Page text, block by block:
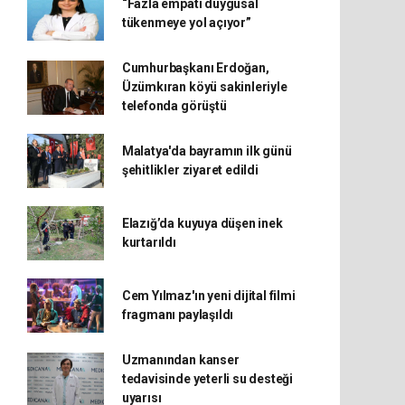
“Fazla empati duygusal
tükenmeye yol açıyor”
Cumhurbaşkanı Erdoğan,
Üzümkıran köyü sakinleriyle
telefonda görüştü
Malatya'da bayramın ilk günü
şehitlikler ziyaret edildi
Elazığ’da kuyuya düşen inek
kurtarıldı
Cem Yılmaz'ın yeni dijital filmi
fragmanı paylaşıldı
Uzmanından kanser
tedavisinde yeterli su desteği
uyarısı